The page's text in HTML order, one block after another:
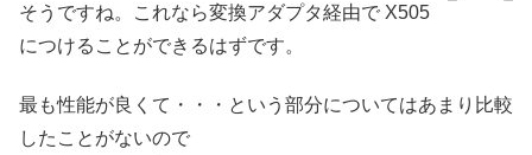
そうですね。これなら変換アダプタ経由で X505
につけることができるはずです。
最も性能が良くて・・・という部分についてはあまり比較
したことがないので